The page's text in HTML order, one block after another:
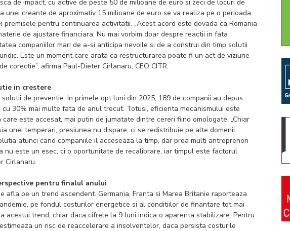
de impact, cu active de peste 50 de milioane de euro si zeci de locuri de
unei creante de aproximativ 15 milioane de euro se va realiza pe o perioada
premisele pentru continuarea activitatii. „Acest acord este dovada ca Romania
de ajustare financiara. Nu mai vorbim doar despre reactii in fata
companiilor mari de a-si anticipa nevoile si de a construi din timp solutii
Este un moment care arata ca restructurarea poate fi un act de viziune
corectie”, afirma Paul-Dieter Cirlanaru, CEO CITR.
in crestere
de preventie. In primele opt luni din 2025, 189 de companii au depus
30% mai multe fata de anul trecut. Totusi, eficienta mecanismului este
este accesat, mai putin de jumatate dintre cereri fiind omologate. „Chiar
unei temperari, presiunea nu dispare, ci se redistribuie pe alte domenii.
atunci cand companiile il acceseaza la timp, dar prea multi antreprenori
nu este un esec, ci o oportunitate de recalibrare, iar timpul este factorul
Cirlanaru.
pentru finalul anului
afla pe un trend ascendent. Germania, Franta si Marea Britanie raporteaza
pe fondul costurilor energetice si al conditiilor de finantare tot mai
acestui trend, chiar daca cifrele la 9 luni indica o aparenta stabilizare. Pentru
un risc de reaccelerare a insolventelor, daca persista costurile